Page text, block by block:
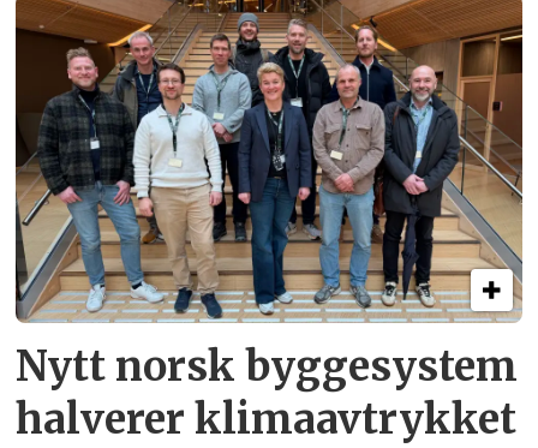
Nytt norsk byggesystem
halverer klimaavtrykket